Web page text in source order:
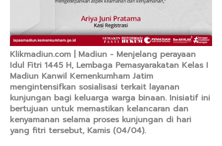
Klikmadiun.com | Madiun - Menjelang perayaan
Idul Fitri 1445 H, Lembaga Pemasyarakatan Kelas I
Madiun Kanwil Kemenkumham Jatim
mengintensifkan sosialisasi terkait layanan
kunjungan bagi keluarga warga binaan. Inisiatif ini
bertujuan untuk memastikan kelancaran dan
kenyamanan selama proses kunjungan di hari
yang fitri tersebut, Kamis (04/04).